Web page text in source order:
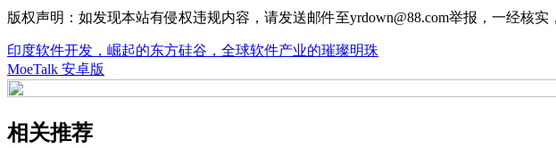
版权声明：如发现本站有侵权违规内容，请发送邮件至yrdown@88.com举报，一经核实
印度软件开发，崛起的东方硅谷，全球软件产业的璀璨明珠
MoeTalk 安卓版
相关推荐